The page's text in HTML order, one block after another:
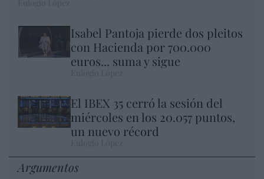
Isabel Pantoja pierde dos pleitos
con Hacienda por 700.000
euros... suma y sigue
El IBEX 35 cerró la sesión del
miércoles en los 20.057 puntos,
un nuevo récord
Argumentos